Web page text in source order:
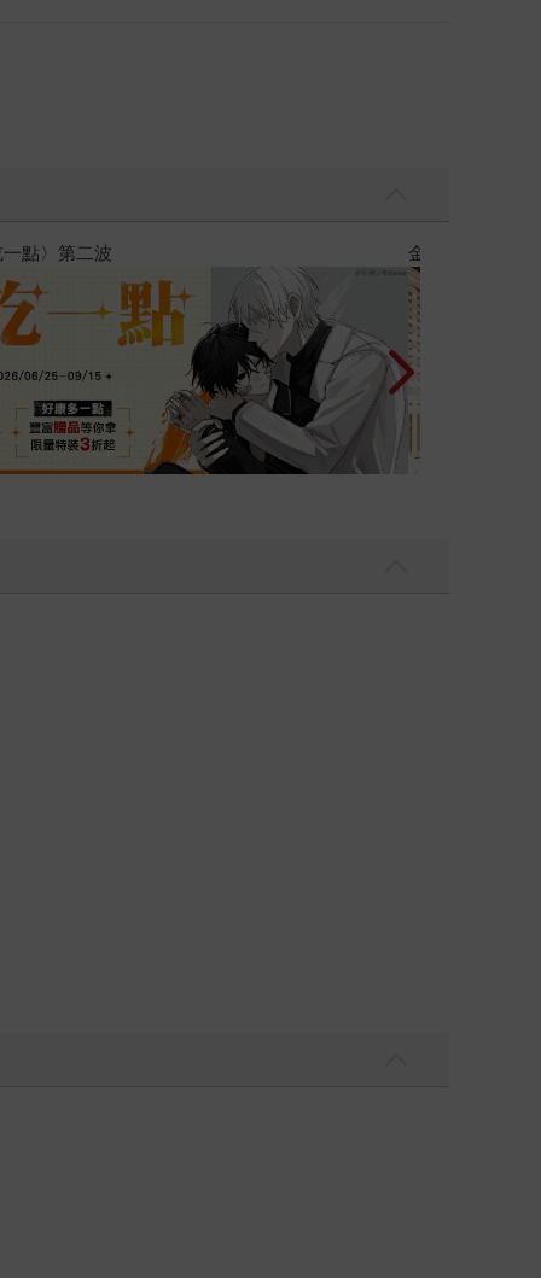
摯友的戀愛煩惱，不知不覺間她竟成為我最親近
台灣角川2026